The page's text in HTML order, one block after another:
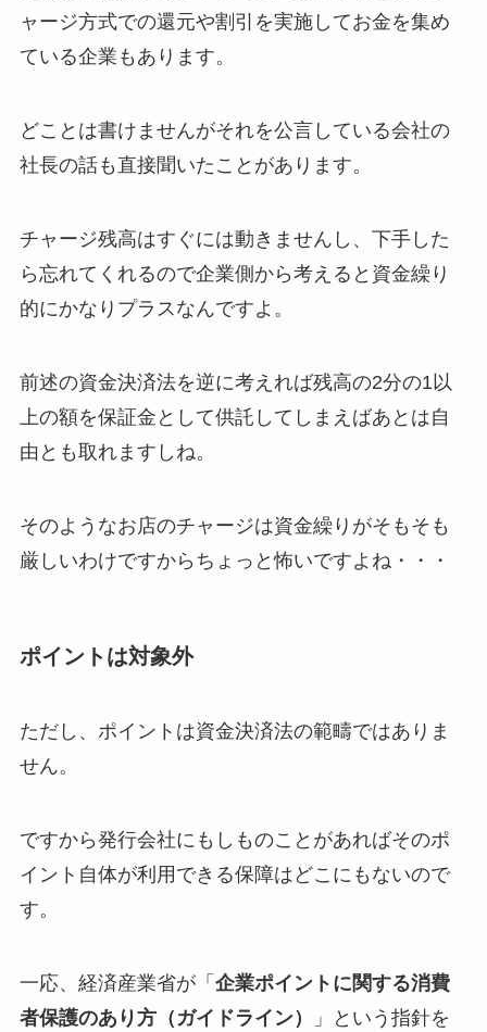
ャージ方式での還元や割引を実施してお金を集め
ている企業もあります。
どことは書けませんがそれを公言している会社の
社長の話も直接聞いたことがあります。
チャージ残高はすぐには動きませんし、下手した
ら忘れてくれるので企業側から考えると資金繰り
的にかなりプラスなんですよ。
前述の資金決済法を逆に考えれば残高の2分の1以
上の額を保証金として供託してしまえばあとは自
由とも取れますしね。
そのようなお店のチャージは資金繰りがそもそも
厳しいわけですからちょっと怖いですよね・・・
ポイントは対象外
ただし、ポイントは資金決済法の範疇ではありま
せん。
ですから発行会社にもしものことがあればそのポ
イント自体が利用できる保障はどこにもないので
す。
一応、経済産業省が「 企業ポイントに関する消費
者保護のあり方（ガイドライン）
」という指針を